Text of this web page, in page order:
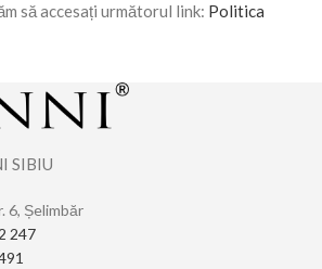
să accesați următorul link: Politica
SIBIU
6, Șelimbăr
247